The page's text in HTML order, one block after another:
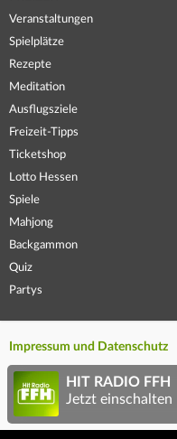
Veranstaltungen
Spielplätze
Rezepte
Meditation
Ausflugsziele
Freizeit-Tipps
Ticketshop
Lotto Hessen
Spiele
Mahjong
Backgammon
Quiz
Partys
Impressum und Datenschutz
HIT RADIO FFH
Jetzt einschalten